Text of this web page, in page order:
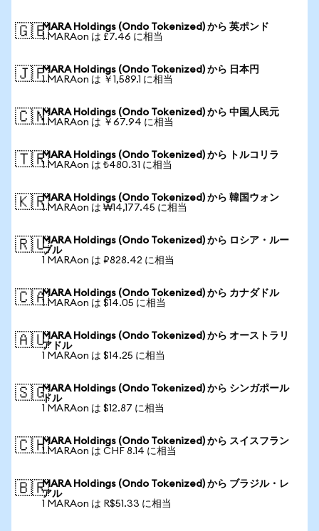
🇬🇧MARA Holdings (Ondo Tokenized) から 英ポンド
1 MARAon は £7.46 に相当
🇯🇵MARA Holdings (Ondo Tokenized) から 日本円
1 MARAon は ￥1,589.1 に相当
🇨🇳MARA Holdings (Ondo Tokenized) から 中国人民元
1 MARAon は ￥67.94 に相当
🇹🇷MARA Holdings (Ondo Tokenized) から トルコリラ
1 MARAon は ₺480.31 に相当
🇰🇷MARA Holdings (Ondo Tokenized) から 韓国ウォン
1 MARAon は ₩14,177.45 に相当
🇷🇺MARA Holdings (Ondo Tokenized) から ロシア・ルー
ブル
1 MARAon は ₽828.42 に相当
🇨🇦MARA Holdings (Ondo Tokenized) から カナダドル
1 MARAon は $14.05 に相当
🇦🇺MARA Holdings (Ondo Tokenized) から オーストラリ
アドル
1 MARAon は $14.25 に相当
🇸🇬MARA Holdings (Ondo Tokenized) から シンガポール
ドル
1 MARAon は $12.87 に相当
🇨🇭MARA Holdings (Ondo Tokenized) から スイスフラン
1 MARAon は CHF 8.14 に相当
🇧🇷MARA Holdings (Ondo Tokenized) から ブラジル・レ
アル
1 MARAon は R$51.33 に相当